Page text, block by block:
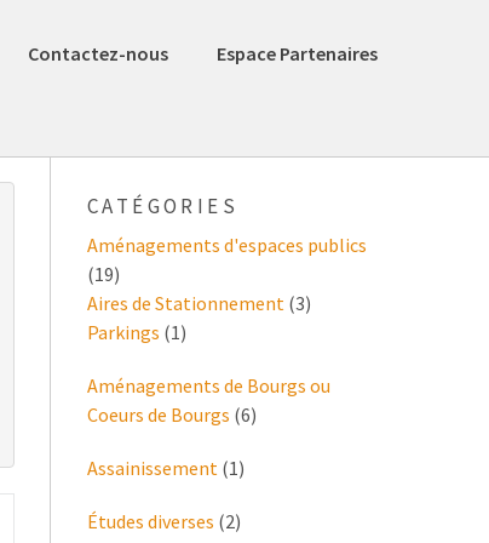
Contactez-nous Espace Partenaires
CATÉGORIES
Aménagements d'espaces publics
(19)
Aires de Stationnement (3)
Parkings (1)
Aménagements de Bourgs ou
Coeurs de Bourgs (6)
Assainissement (1)
Études diverses (2)